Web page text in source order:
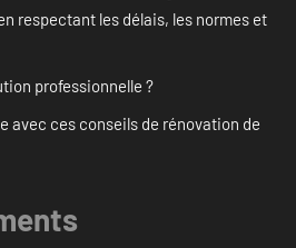
respectant les délais, les normes et
professionnelle ?
avec ces conseils de rénovation de